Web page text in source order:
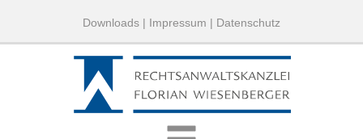
Downloads | Impressum | Datenschutz